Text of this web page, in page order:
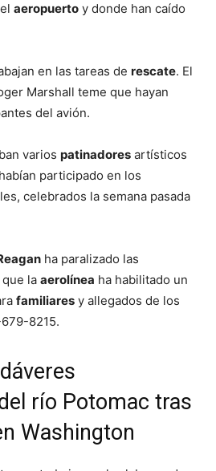
aeropuerto y donde han caído
en las tareas de rescate. El
Marshall teme que hayan
del avión.
varios patinadores artísticos
participado en los
celebrados la semana pasada
ha paralizado las
la aerolínea ha habilitado un
familiares y allegados de los
8215.
río Potomac tras
Washington